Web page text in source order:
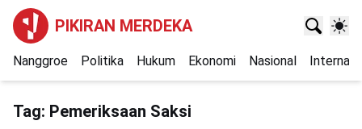
PIKIRAN MERDEKA
Nanggroe Politika Hukum Ekonomi Nasional
Tag: Pemeriksaan Saksi